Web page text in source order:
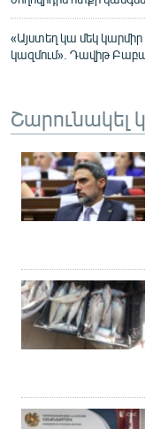
«Այստեղ կա մեկ կարմիր
կազմում». Դավիթ
Շարունակել